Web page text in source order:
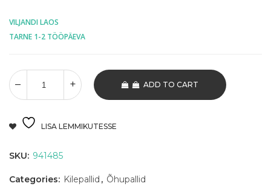
VILJANDI LAOS
TARNE 1-2 TÖÖPÄEVA
ADD TO CART
LISA LEMMIKUTESSE
SKU: 941485
Categories: Kilepallid , Õhupallid